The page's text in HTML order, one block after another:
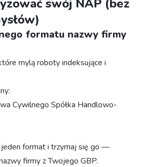
swój NAP (bez
formatu nazwy firmy
mylą roboty indeksujące i
Cywilnego Spółka Handlowo-
format i trzymaj się go —
firmy z Twojego GBP.